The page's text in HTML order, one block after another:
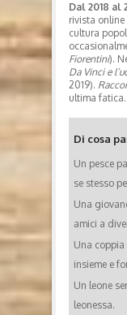
Dal 2018 al
rivista
cultura
Fiorentini).
Da Vinci e
2019).
ultima fatica.
Di cosa
Un pesce
se stesso
Una
amici a
Una
insieme e
Un leone
leonessa.